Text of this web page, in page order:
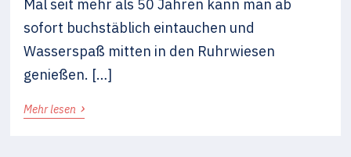
Mal seit mehr als 50 Jahren kann man ab
sofort buchstäblich eintauchen und
Wasserspaß mitten in den Ruhrwiesen
genießen. […]
Mehr lesen ›